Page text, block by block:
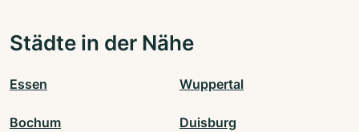
Städte in der Nähe
Essen Wuppertal
Bochum Duisburg